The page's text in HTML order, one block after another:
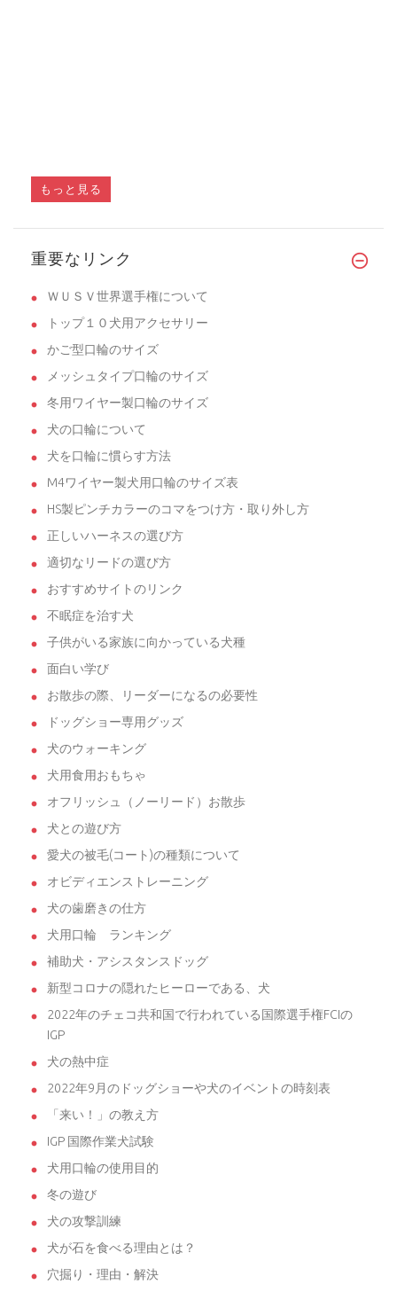
もっと見る
重要なリンク
ＷＵＳＶ世界選手権について
トップ１０犬用アクセサリー
かご型口輪のサイズ
メッシュタイプ口輪のサイズ
冬用ワイヤー製口輪のサイズ
犬の口輪について
犬を口輪に慣らす方法
M4ワイヤー製犬用口輪のサイズ表
HS製ピンチカラーのコマをつけ方・取り外し方
正しいハーネスの選び方
適切なリードの選び方
おすすめサイトのリンク
不眠症を治す犬
子供がいる家族に向かっている犬種
面白い学び
お散歩の際、リーダーになるの必要性
ドッグショー専用グッズ
犬のウォーキング
犬用食用おもちゃ
オフリッシュ（ノーリード）お散歩
犬との遊び方
愛犬の被毛(コート)の種類について
オビディエンストレーニング
犬の歯磨きの仕方
犬用口輪 ランキング
補助犬・アシスタンスドッグ
新型コロナの隠れたヒーローである、犬
2022年のチェコ共和国で行われている国際選手権FCIの
IGP
犬の熱中症
2022年9月のドッグショーや犬のイベントの時刻表
「来い！」の教え方
IGP 国際作業犬試験
犬用口輪の使用目的
冬の遊び
犬の攻撃訓練
犬が石を食べる理由とは？
穴掘り・理由・解決